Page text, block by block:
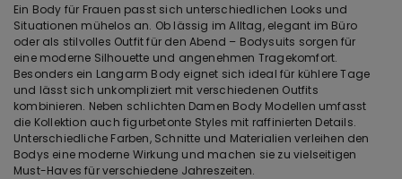
Ein Body für Frauen passt sich unterschiedlichen Looks und
Situationen mühelos an. Ob lässig im Alltag, elegant im Büro
oder als stilvolles Outfit für den Abend – Bodysuits sorgen für
eine moderne Silhouette und angenehmen Tragekomfort.
Besonders ein Langarm Body eignet sich ideal für kühlere Tage
und lässt sich unkompliziert mit verschiedenen Outfits
kombinieren. Neben schlichten Damen Body Modellen umfasst
die Kollektion auch figurbetonte Styles mit raffinierten Details.
Unterschiedliche Farben, Schnitte und Materialien verleihen den
Bodys eine moderne Wirkung und machen sie zu vielseitigen
Must-Haves für verschiedene Jahreszeiten.